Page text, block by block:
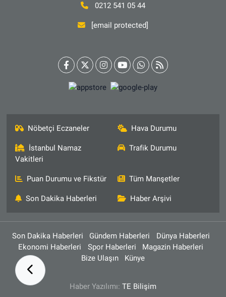
0212 541 05 44
[email protected]
Nöbetçi Eczaneler Hava Durumu
İstanbul Namaz
Vakitleri
Trafik Durumu
Puan Durumu ve Fikstür Tüm Manşetler
Son Dakika Haberleri Haber Arşivi
Son Dakika Haberleri Gündem Haberleri
Dünya Haberleri
Ekonomi Haberleri
Spor Haberleri
Magazin Haberleri
Bize Ulaşın
Künye
Haber Yazılımı: TE Bilişim